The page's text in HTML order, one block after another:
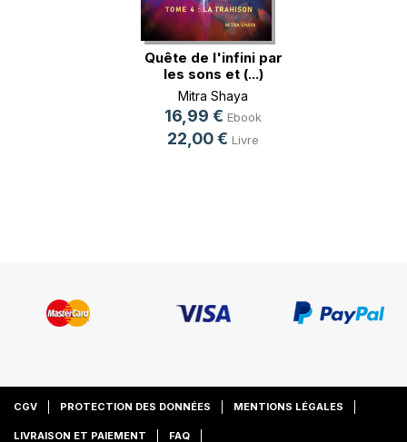
Quête de l'infini par
les sons et (...)
Mitra Shaya
16,99 € Ebook
22,00 € Livre
CGV PROTECTION DES DONNÉES MENTIONS LÉGALES
LIVRAISON ET PAIEMENT FAQ